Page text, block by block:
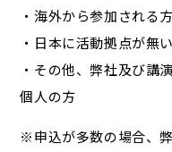
・海外から参加される方
・日本に活動拠点が無
・その他、弊社及び講
個人の方
※申込が多数の場合、